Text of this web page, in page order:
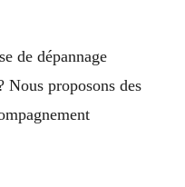
de dépannage
Nous proposons des